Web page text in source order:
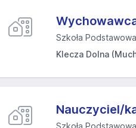
Szkoła
Klecza Dolna
Nauczyciel/
Szkoła